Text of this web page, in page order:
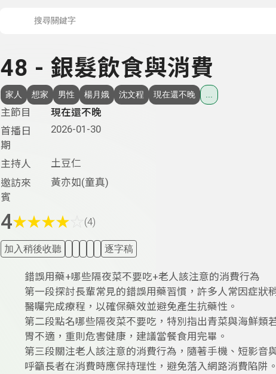
48 - 銀髮飲食與消費
家人 想家 男性 楊月娥 沈文程 現在還不晚
主節目
現在還不晚
首播日
期
2026-01-30
主持人
土豆仁
邀訪來
賓
黃亦如(童真)
4★★★★ (4)
加入稍後收聽 逐字稿
錯誤用藥+哪些隔夜菜不要吃+老人該注意的消費行為
第一段探討長輩常見的錯誤用藥習慣，許多人常因症
醫囑完成療程，以確保藥效並避免產生抗藥性。
第二段點名哪些隔夜菜不要吃，特別指出青菜與海鮮
胃不適，重則危害健康，建議當餐食用完畢。
第三段關注老人該注意的消費行為，隨著手機、短影音
呼籲長者在消費時應保持理性，避免落入網路消費陷阱。